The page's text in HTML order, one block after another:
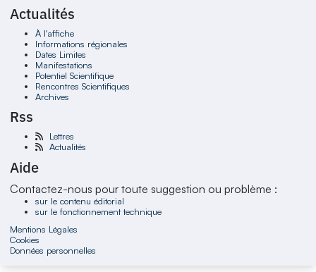
Actualités
À l'affiche
Informations régionales
Dates Limites
Manifestations
Potentiel Scientifique
Rencontres Scientifiques
Archives
Rss
Lettres
Actualités
Aide
Contactez-nous pour toute suggestion ou problème :
sur le contenu éditorial
sur le fonctionnement technique
Mentions Légales
Cookies
Données personnelles